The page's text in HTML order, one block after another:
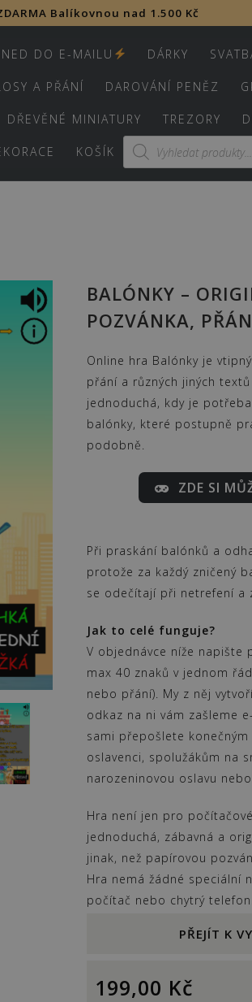
Balíkovnou nad 1.500 Kč
DO E-MAILU DÁRKY
A PŘÁNÍ DAROVÁNÍ PENĚZ
DŘEVĚNÉ MINIATURY TREZORY
KOŠÍK
Products
search
BALÓNKY –
POZVÁNKA,
Online hra Balónky je
přání a různých jiných
jednoduchá, kdy je
balónky, které postupně
podobně.
ZDE SI
Při praskání balónků a
protože za každý zničený
se odečítají při netrefení a
Jak to celé funguje?
V objednávce níže napište
max 40 znaků v jednom
nebo přání). My z něj
odkaz na ni vám zašleme
sami přepošlete
oslavenci, spolužákům na
narozeninovou oslavu
Hra není jen pro
jednoduchá, zábavná a
jinak, než papírovou
Hra nemá žádné speciální
počítač nebo chytrý telefon.
PŘEJÍT K
199,00 Kč